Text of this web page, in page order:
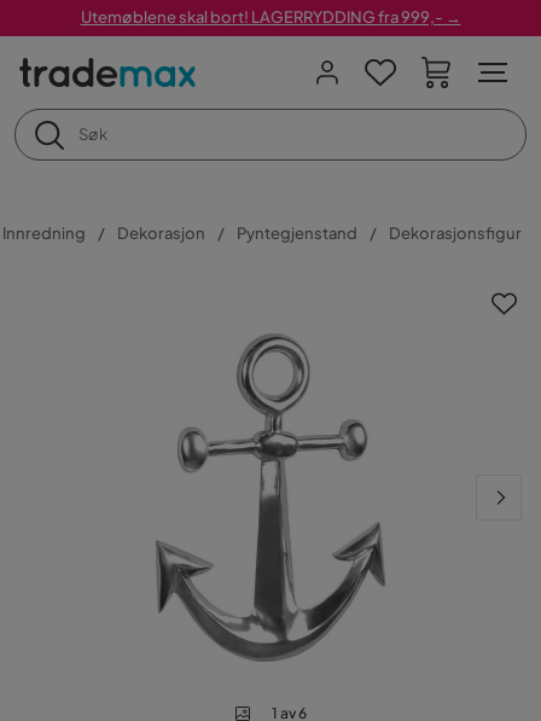
Utemøblene skal bort! LAGERRYDDING fra 999,- →
Innredning Dekorasjon Pyntegjenstand Dekorasjonsfigur
1 av 6